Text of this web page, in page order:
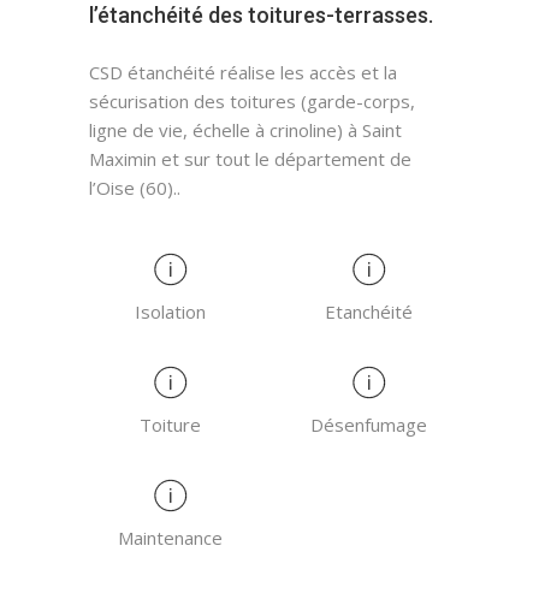
l’étanchéité des toitures-terrasses.
CSD étanchéité réalise les accès et la
sécurisation des toitures (garde-corps,
ligne de vie, échelle à crinoline) à Saint
Maximin et sur tout le département de
l’Oise (60)..
Isolation Etanchéité
Toiture Désenfumage
Maintenance